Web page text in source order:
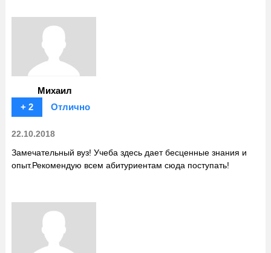
Михаил
+ 2
Отлично
22.10.2018
Замечательный вуз! Учеба здесь дает бесценные знания и
опыт.Рекомендую всем абитуриентам сюда поступать!